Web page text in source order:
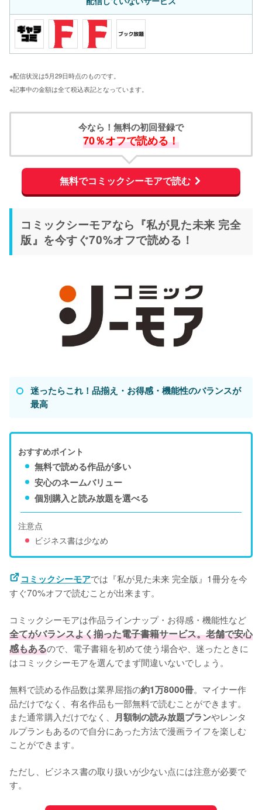
※配信状況は5月29日時点のものです。
※記事中の金額は全て税込表記となっています。
今なら！無料の初回登録で
70％オフで読める！
無料でコミックシーモアで読む
コミックシーモアなら『私が見た未来 完全
版』を今すぐ70%オフで読める！
迷ったらこれ！品揃え・お得感・機能性のバランスが
最高
おすすめポイント
無料で読める作品が多い
安心のネームバリュー
個別購入と読み放題を選べる
注意点
ビジネス書は少なめ
コミックシーモアでは『私が見た未来 完全版』1冊分を今
すぐ70%オフで読むことが出来ます。
コミックシーモアは作品ラインナップ・お得感・機能性など
全てがバランスよく揃った電子書籍サービス。老舗で安心
感もあるので、電子書籍を初めて使う場合や、迷ったときに
はコミックシーモアを選んでまず間違いないでしょう。
無料で読める作品数は業界屈指の約1万8000冊。マイナー作
品だけでなく、有名作品も一部無料で読むことができます。
また通常購入だけでなく、 月額制の読み放題プランやレンタ
ルプランもあるので自分にあった方法で漫画ライフを楽しむ
ことができます。
ただし、ビジネス書の取り扱いが少ない点には注意が必要で
す。